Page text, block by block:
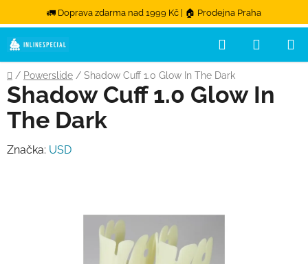
🚛 Doprava zdarma nad 1999 Kč | 🏠 Prodejna Praha
Přejít na obsah
Hledat
Domů
/ Powerslide / Shadow Cuff 1.0 Glow In The Dark
Shadow Cuff 1.0 Glow In
The Dark
Značka: USD